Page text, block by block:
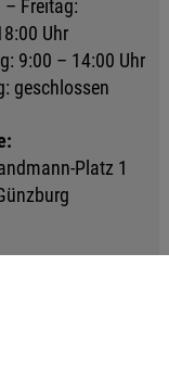
Freitag:
Uhr
9:00 – 14:00 Uhr
geschlossen
Platz 1